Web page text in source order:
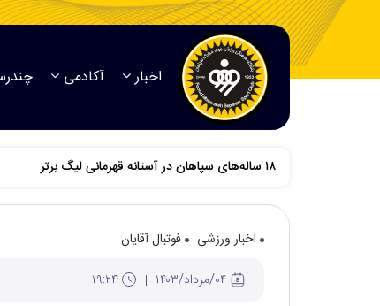
اخبار آکادمی
پنج هندبالیست فولاد مبارکه سپاهان به اردوی تیم ملی
اخبار ورزشی
فوتبال آقایان